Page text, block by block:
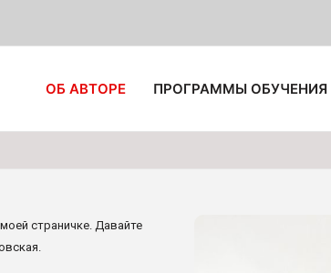
ОБ АВТОРЕ ПРОГРАММЫ ОБУЧЕНИЯ
страничке. Давайте